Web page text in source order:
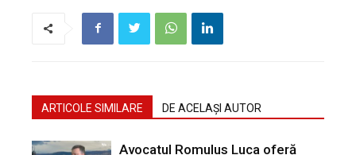
ARTICOLE SIMILARE DE ACELAȘI AUTOR
Avocatul Romulus Luca oferă